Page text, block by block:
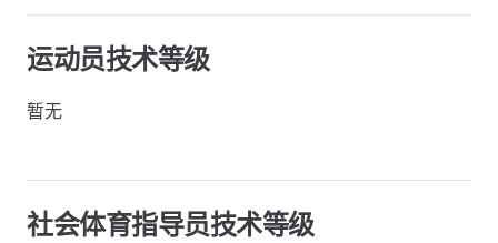
运动员技术等级
暂无
社会体育指导员技术等级